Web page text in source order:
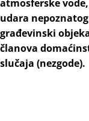
аtmоsfеrske vоde,
udara
građevinski
člаnоvа
slučаја (nеzgоdе).